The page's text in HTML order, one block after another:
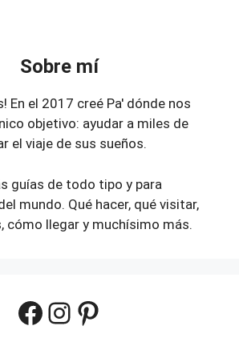
Sobre mí
En el 2017 creé Pa' dónde nos
objetivo: ayudar a miles de
el viaje de sus sueños.
guías de todo tipo y para
mundo. Qué hacer, qué visitar,
cómo llegar y muchísimo más.
Facebook
Instagram
Pinterest